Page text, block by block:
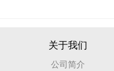
关于我们
公司简介